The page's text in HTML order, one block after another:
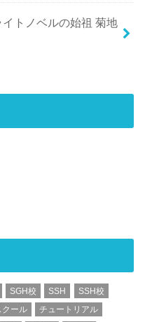
トノベルの始祖 菊地
SGH校 SSH
SSH校
クール
チュートリアル